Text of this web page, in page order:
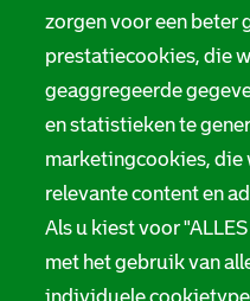
zorgen voor een beter
prestatiecookies, die
geaggregeerde
en statistieken te
marketingcookies,
relevante content en
Als u kiest voor
met het gebruik van
Servicenormen
Melding taalgebruik
Suggesties en
Stadsarchief Rotterdam
Hofdijk 651, 3032 CG